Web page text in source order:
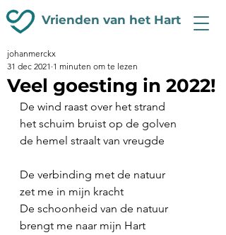
Vrienden van het Hart
Veel goesting in 2022!
johanmerckx
31 dec 2021 1 minuten om te lezen
De wind raast over het strand
het schuim bruist op de golven
de hemel straalt van vreugde
De verbinding met de natuur
zet me in mijn kracht
De schoonheid van de natuur
brengt me naar mijn Hart